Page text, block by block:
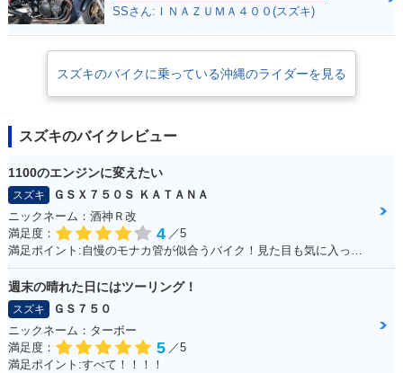
SSさん:ＩＮＡＺＵＭＡ４００(スズキ)
スズキのバイクに乗っている沖縄のライダーを見る
スズキのバイクレビュー
1100のエンジンに変えたい
スズキ
ＧＳＸ７５０Ｓ ＫＡＴＡＮＡ
ニックネーム：酒神Ｒ改
満足度：
4 ／5
満足ポイント:自慢のモナカ管が似合うバイク！見た目も気に入っています！
週末の晴れた日にはツーリング！
スズキ
ＧＳ７５０
ニックネーム：ターボー
満足度：
5 ／5
満足ポイント:すべて！！！！